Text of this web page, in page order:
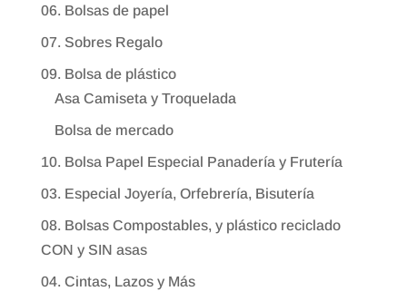
06. Bolsas de papel
07. Sobres Regalo
09. Bolsa de plástico
Asa Camiseta y Troquelada
Bolsa de mercado
10. Bolsa Papel Especial Panadería y Frutería
03. Especial Joyería, Orfebrería, Bisutería
08. Bolsas Compostables, y plástico reciclado
CON y SIN asas
04. Cintas, Lazos y Más